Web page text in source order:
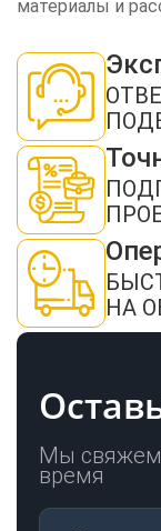
материалы и
НА
Мы
время
Нажимая кнопку
персональных
персональных